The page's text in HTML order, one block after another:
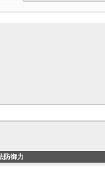
防御力